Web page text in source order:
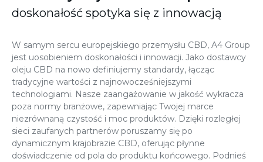
doskonałość spotyka się z innowacją
W samym sercu europejskiego przemysłu CBD, A4 Group
jest uosobieniem doskonałości i innowacji. Jako dostawcy
oleju CBD na nowo definiujemy standardy, łącząc
tradycyjne wartości z najnowocześniejszymi
technologiami. Nasze zaangażowanie w jakość wykracza
poza normy branżowe, zapewniając Twojej marce
niezrównaną czystość i moc produktów. Dzięki rozległej
sieci zaufanych partnerów poruszamy się po
dynamicznym krajobrazie CBD, oferując płynne
doświadczenie od pola do produktu końcowego. Podnieś